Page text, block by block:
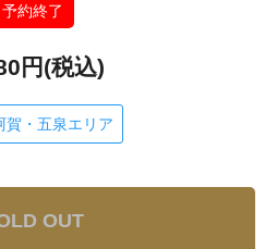
予約終了
円(税込)
賀・五泉エリア
OUT